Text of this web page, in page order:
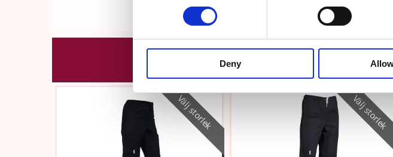
Deny
Välj storlek Välj storlek